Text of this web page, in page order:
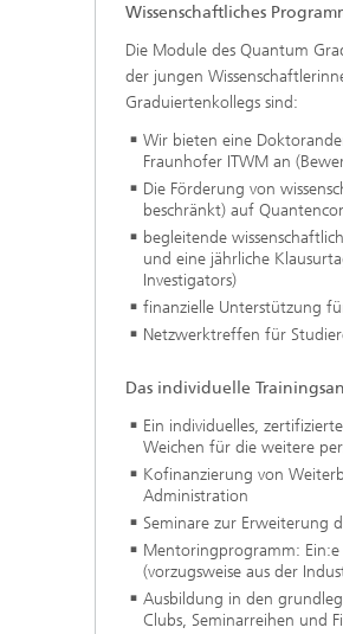
Wissenschaftliches
Die Module des Quantum
der jungen
Graduiertenkollegs sind:
Wir bieten eine
Fraunhofer ITWM an
Die Förderung von
beschränkt) auf
begleitende
und eine jährliche
Investigators)
finanzielle Unterstützung
Netzwerktreffen für
Das individuelle
Ein individuelles,
Weichen für die weitere
Kofinanzierung von
Administration
Seminare zur Erweiterung
Mentoringprogramm:
(vorzugsweise aus der
Ausbildung in den
Clubs, Seminarreihen und